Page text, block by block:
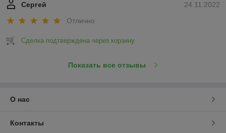
24.11.2022
Сергей
Отлично
Сделка подтверждена через корзину
Показать все отзывы
О нас
Контакты